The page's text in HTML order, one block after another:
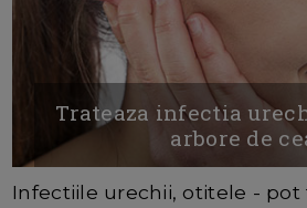
Trateaza infectia
arbore de
Infectiile urechii, otitele - pot